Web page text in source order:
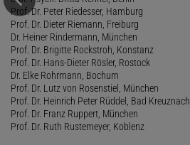
Prof. Dr. Peter Riedesser, Hamburg
Prof. Dr. Dieter Riemann, Freiburg
Dr. Heiner Rindermann, München
Prof. Dr. Brigitte Rockstroh, Konstanz
Prof. Dr. Hans-Dieter Rösler, Rostock
Dr. Elke Rohrmann, Bochum
Prof. Dr. Lutz von Rosenstiel, München
Prof. Dr. Heinrich Peter Rüddel, Bad Kreuznach
Prof. Dr. Franz Ruppert, München
Prof. Dr. Ruth Rustemeyer, Koblenz